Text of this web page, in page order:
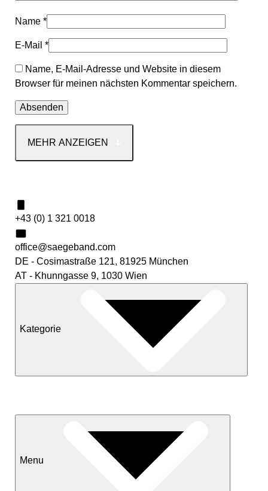
Name *
E-Mail *
Name, E-Mail-Adresse und Website in diesem
Browser für meinen nächsten Kommentar speichern.
MEHR ANZEIGEN
+43 (0) 1 321 0018
office@saegeband.com
DE - Cosimastraße 121, 81925 München
AT - Khunngasse 9, 1030 Wien
Kategorie
Menu